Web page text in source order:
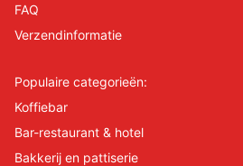
FAQ
Verzendinformatie
Populaire categorieën:
Koffiebar
Bar-restaurant & hotel
Bakkerij en pattiserie